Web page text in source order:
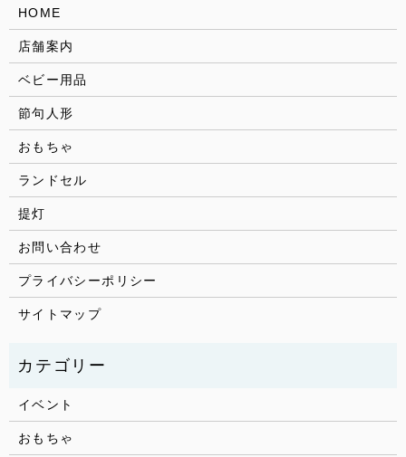
HOME
店舗案内
ベビー用品
節句人形
おもちゃ
ランドセル
提灯
お問い合わせ
プライバシーポリシー
サイトマップ
イベント
おもちゃ